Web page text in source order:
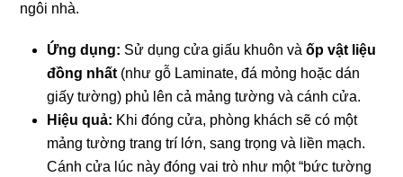
ngôi nhà.
Ứng dụng: Sử dụng cửa giấu khuôn vàốp vật liệu
đồng nhất (như gỗ Laminate, đá mỏng hoặc dán
giấy tường) phủ lên cả mảng tường và cánh cửa.
Hiệu quả: Khi đóng cửa, phòng khách sẽ có một
mảng tường trang trí lớn, sang trọng và liền mạch.
Cánh cửa lúc này đóng vai trò như một “bức tường